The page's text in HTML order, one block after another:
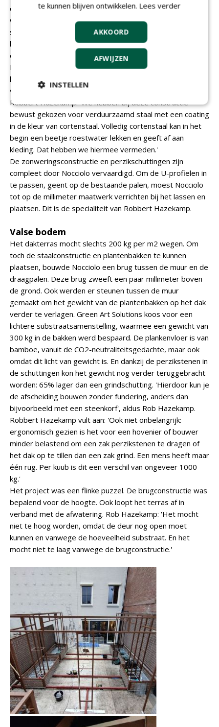
constructiewerkzaamheden. Voor het project in Helmond
werd Nocciolo geïnspireerd door de kassenbouw. In
samenwerking met Green Art Solutions werd een met
klimroos bedekte staalconstructie gebouwd, met een in-
en uitschuifbare zonwering. De constructie is in dezelfde
Ral-kleur gecoat als de schuttingen, evenals het houten
kozijn van de poort die er al stond. Deze hoefde dus niet
vervangen te worden om bij het geheel te passen.
Robbert Hazekamp: 'We hebben bij deze constructie
bewust gekozen voor verduurzaamd staal met een coating
in de kleur van cortenstaal. Volledig cortenstaal kan in het
begin een beetje roestwater lekken en geeft af aan
kleding. Dat hebben we hiermee vermeden.'
De zonweringsconstructie en perzikschuttingen zijn
compleet door Nocciolo vervaardigd. Om de U-profielen in
te passen, geënt op de bestaande palen, moest Nocciolo
tot op de millimeter maatwerk verrichten bij het lassen en
plaatsen. Dit is de specialiteit van Robbert Hazekamp.
Valse bodem
Het dakterras mocht slechts 200 kg per m2 wegen. Om
toch de staalconstructie en plantenbakken te kunnen
plaatsen, bouwde Nocciolo een brug tussen de muur en de
draagpalen. Deze brug zweeft een paar millimeter boven
de grond. Ook werden er steunen tussen de muur
gemaakt om het gewicht van de plantenbakken op het dak
verder te verlagen. Green Art Solutions koos voor een
lichtere substraatsamenstelling, waarmee een gewicht van
300 kg in de bakken werd bespaard. De plankenvloer is van
bamboe, vanuit de CO2-neutraliteitsgedachte, maar ook
omdat dit licht van gewicht is. En dankzij de perzikstenen in
de schuttingen kon het gewicht nog verder teruggebracht
worden: 65% lager dan een grindschutting. 'Hierdoor kun je
de afscheiding bouwen zonder fundering, anders dan
bijvoorbeeld met een steenkorf', aldus Rob Hazekamp.
Robbert Hazekamp vult aan: 'Ook niet onbelangrijk:
ergonomisch gezien is het voor een hovenier of bouwer
minder belastend om een zak perzikstenen te dragen of
het dak op te tillen dan een zak grind. Een mens heeft maar
één rug. Per kuub is dit een verschil van ongeveer 1000
kg.'
Het project was een flinke puzzel. De brugconstructie was
bepalend voor de hoogte. Ook loopt het terras af in
verband met de afwatering. Rob Hazekamp: 'Het mocht
niet te hoog worden, omdat de deur nog open moet
kunnen en vanwege de hoeveelheid substraat. En het
mocht niet te laag vanwege de brugconstructie.'
te kunnen blijven ontwikkelen. Lees verder
AKKOORD
AFWIJZEN
INSTELLEN